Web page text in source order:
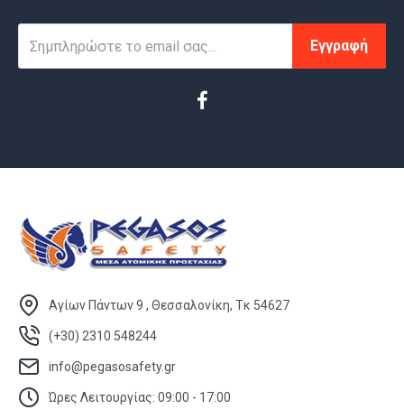
Εγγραφή
Αγίων Πάντων 9 , Θεσσαλονίκη, Τκ 54627
(+30) 2310 548244
info@pegasosafety.gr
Ώρες Λειτουργίας: 09:00 - 17:00